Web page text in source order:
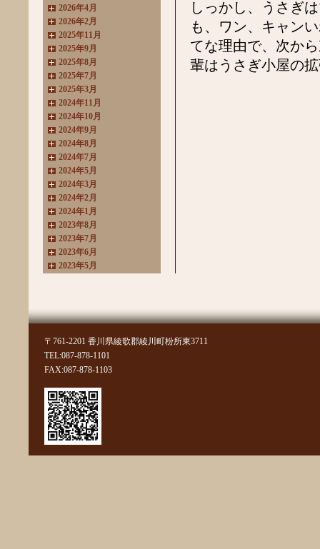
2026年4月
2026年2月
2025年11月
2025年9月
2025年8月
2025年7月
2025年3月
2024年11月
2024年10月
2024年9月
2024年8月
2024年7月
2024年5月
2024年3月
2024年2月
2024年1月
2023年8月
2023年7月
2023年6月
2023年5月
2022年10月
2022年7月
2022年6月
2022年4月
2022年3月
2022年2月
2022年1月
2021年11月
2021年10月
2021年9月
しっかし、うさぎ
も、ワン、キャン
てな理由で、次か
輩はうさぎ小屋の
〒761-2201 香川県綾歌郡綾川町枌所東3711
TEL:087-878-1101
FAX:087-878-1103